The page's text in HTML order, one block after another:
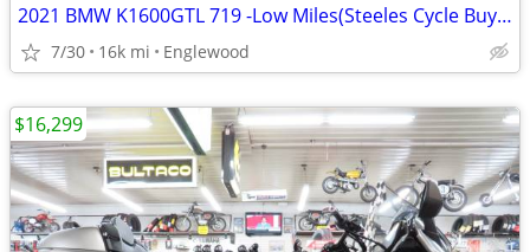
2021 BMW K1600GTL 719 -Low Miles(Steeles Cycle Buy,Sell,Trade,Consign)
7/30 16k mi Englewood
$16,299